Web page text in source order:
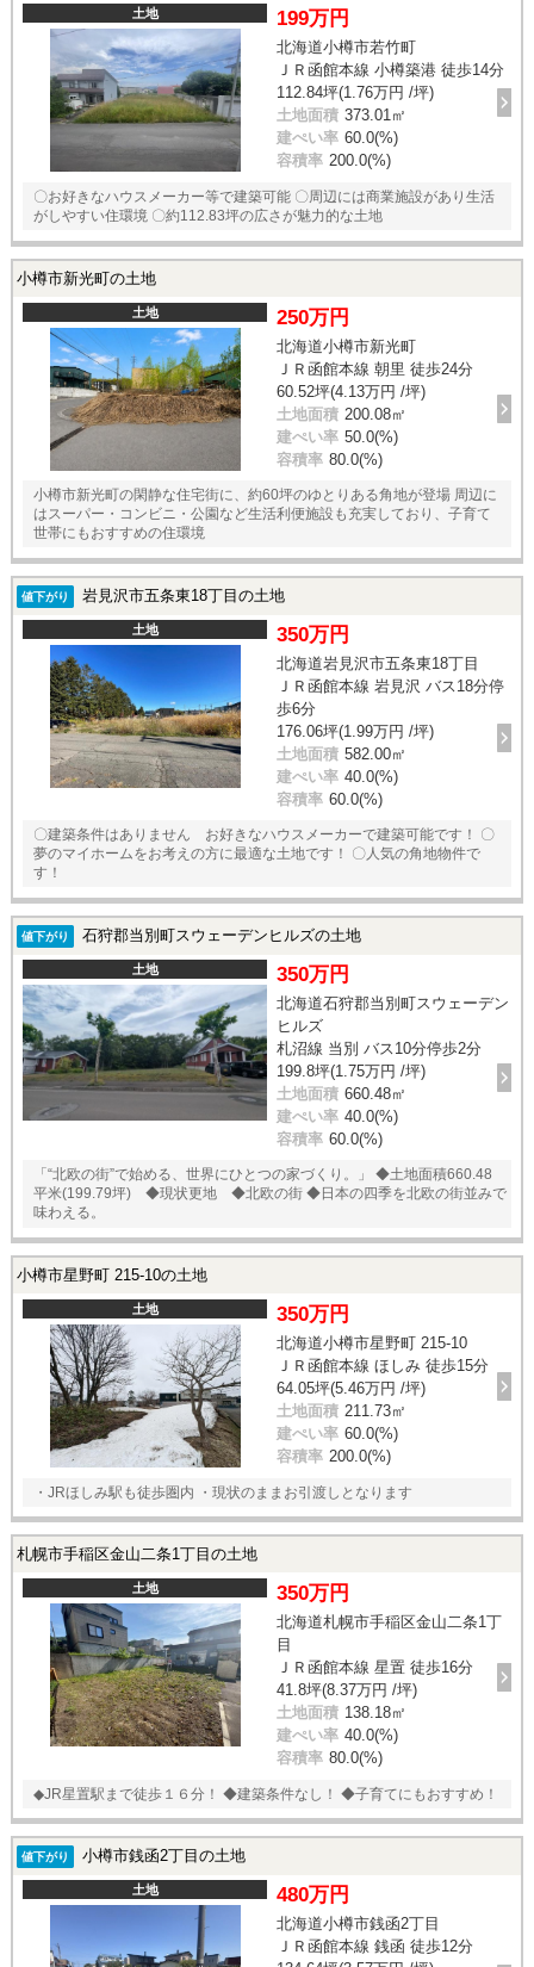
土地 199万円
北海道小樽市若竹町
ＪＲ函館本線 小樽築港 徒歩14分
112.84坪(1.76万円 /坪)
土地面積 373.01㎡
建ぺい率 60.0(%)
容積率 200.0(%)
〇お好きなハウスメーカー等で建築可能 〇周辺には商業施設があり生活
がしやすい住環境 〇約112.83坪の広さが魅力的な土地
小樽市新光町の土地
土地 250万円
北海道小樽市新光町
ＪＲ函館本線 朝里 徒歩24分
60.52坪(4.13万円 /坪)
土地面積 200.08㎡
建ぺい率 50.0(%)
容積率 80.0(%)
小樽市新光町の閑静な住宅街に、約60坪のゆとりある角地が登場 周辺に
はスーパー・コンビニ・公園など生活利便施設も充実しており、子育て
世帯にもおすすめの住環境
値下がり 岩見沢市五条東18丁目の土地
土地 350万円
北海道岩見沢市五条東18丁目
ＪＲ函館本線 岩見沢 バス18分停
歩6分
176.06坪(1.99万円 /坪)
土地面積 582.00㎡
建ぺい率 40.0(%)
容積率 60.0(%)
〇建築条件はありません お好きなハウスメーカーで建築可能です！ 〇
夢のマイホームをお考えの方に最適な土地です！ 〇人気の角地物件で
す！
値下がり 石狩郡当別町スウェーデンヒルズの土地
土地 350万円
北海道石狩郡当別町スウェーデン
ヒルズ
札沼線 当別 バス10分停歩2分
199.8坪(1.75万円 /坪)
土地面積 660.48㎡
建ぺい率 40.0(%)
容積率 60.0(%)
「“北欧の街”で始める、世界にひとつの家づくり。」 ◆土地面積660.48
平米(199.79坪) ◆現状更地 ◆北欧の街 ◆日本の四季を北欧の街並みで
味わえる。
小樽市星野町 215-10の土地
土地 350万円
北海道小樽市星野町 215-10
ＪＲ函館本線 ほしみ 徒歩15分
64.05坪(5.46万円 /坪)
土地面積 211.73㎡
建ぺい率 60.0(%)
容積率 200.0(%)
・JRほしみ駅も徒歩圏内 ・現状のままお引渡しとなります
札幌市手稲区金山二条1丁目の土地
土地 350万円
北海道札幌市手稲区金山二条1丁
目
ＪＲ函館本線 星置 徒歩16分
41.8坪(8.37万円 /坪)
土地面積 138.18㎡
建ぺい率 40.0(%)
容積率 80.0(%)
◆JR星置駅まで徒歩１６分！ ◆建築条件なし！ ◆子育てにもおすすめ！
値下がり 小樽市銭函2丁目の土地
土地 480万円
北海道小樽市銭函2丁目
ＪＲ函館本線 銭函 徒歩12分